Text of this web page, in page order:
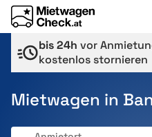
bis 24h vor
kostenlos stornieren
Mietwagen in